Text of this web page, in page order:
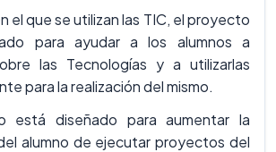
el que se utilizan las TIC, el proyecto
para ayudar a los alumnos a
las Tecnologías y a utilizarlas
para la realización del mismo.
está diseñado para aumentar la
alumno de ejecutar proyectos del